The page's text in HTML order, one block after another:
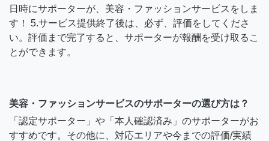
日時にサポーターが、美容・ファッションサービスをしま
す！ 5.サービス提供終了後は、必ず、評価をしてくださ
い。評価まで完了すると、サポーターが報酬を受け取るこ
とができます。
美容・ファッションサービスのサポーターの選び方は？
「認定サポーター」や「本人確認済み」のサポーターがお
すすめです。その他に、対応エリアや今までの評価/実績